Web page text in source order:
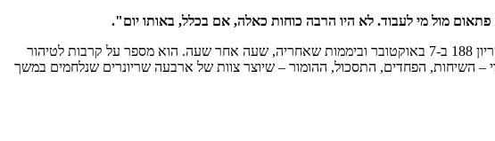
מול מי לעבוד. לא היו הרבה כוחות כאלה, אם בכלל, באותו יום".
את סיפורה של חטיבת השריון 188 ב-7 באוקטובר וביממות שאחריה, שעה אחר שעה. הוא מספר על קרבות לטיהור
– השיחות, הפחדים, התסכול, ההומור – שיוצר צוות של ארבעה שריונרים שנלחמים במשך